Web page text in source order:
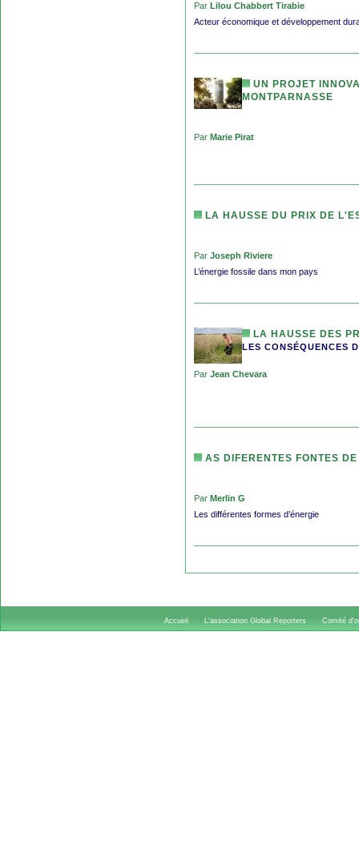
Par Lilou Chabbert Tirabie
Acteur économique et développement
UN PROJET
MONTPARNASSE
Par Marie Pirat
LA HAUSSE DU PRIX DE
Par Joseph Riviere
L’énergie fossile dans mon pays
LA HAUSSE DES
LES CONSÉQUENCES
Par Jean Chevara
AS DIFERENTES FONTES
Par Merlin G
Les différentes formes d’énergie
Accueil L'association Global Reporters Comité